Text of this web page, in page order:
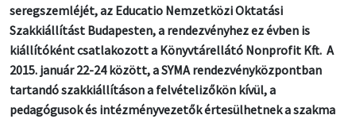
seregszemléjét, az Educatio Nemzetközi Oktatási
Szakkiállítást Budapesten, a rendezvényhez ez évben is
kiállítóként csatlakozott a Könyvtárellátó Nonprofit Kft. A
2015. január 22-24 között, a SYMA rendezvényközpontban
tartandó szakkiállításon a felvételizőkön kívül, a
pedagógusok és intézményvezetők értesülhetnek a szakma